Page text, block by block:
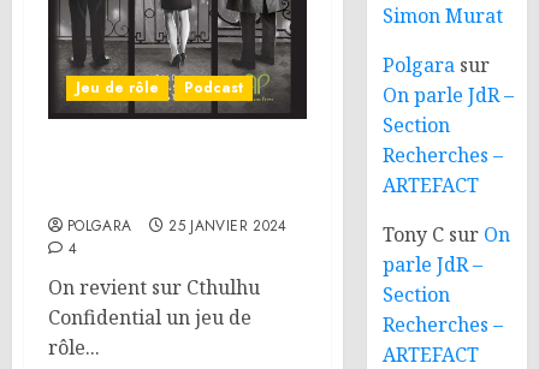
Jeu de rôle Podcast
POLGARA
25 JANVIER 2024
4
On revient sur Cthulhu
Confidential un jeu de
rôle...
Simon Murat
Polgara sur
On parle JdR –
Section
Recherches –
ARTEFACT
Tony C sur On
parle JdR –
Section
Recherches –
ARTEFACT